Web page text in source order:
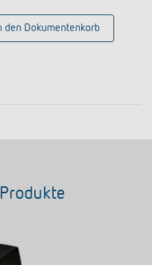
den Dokumentenkorb